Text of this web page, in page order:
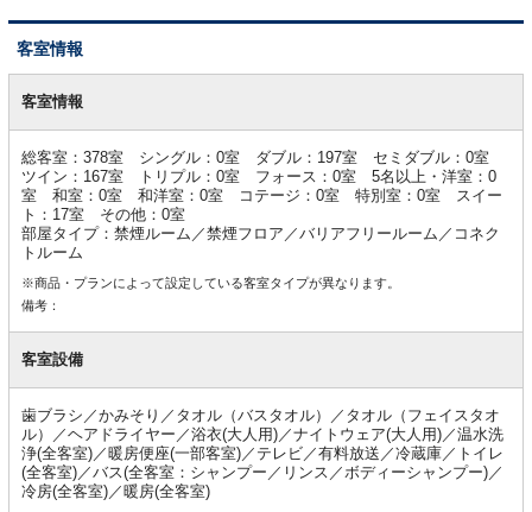
客室情報
室客室情報
総客室：378室 シングル：0室 ダブル：197室 セミダブル：0室
ツイン：167室 トリプル：0室 フォース：0室 5名以上・洋室：0
室 和室：0室 和洋室：0室 コテージ：0室 特別室：0室 スイー
ト：17室 その他：0室
部屋タイプ：禁煙ルーム／禁煙フロア／バリアフリールーム／コネク
トルーム
※商品・プランによって設定している客室タイプが異なります。
備考：
客室設備
歯ブラシ／かみそり／タオル（バスタオル）／タオル（フェイスタオ
ル）／ヘアドライヤー／浴衣(大人用)／ナイトウェア(大人用)／温水洗
浄(全客室)／暖房便座(一部客室)／テレビ／有料放送／冷蔵庫／トイレ
(全客室)／バス(全客室：シャンプー／リンス／ボディーシャンプー)／
冷房(全客室)／暖房(全客室)